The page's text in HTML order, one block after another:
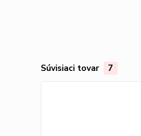
Súvisiaci tovar 7